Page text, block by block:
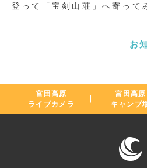
登って「宝剣山荘」へ寄って
お
宮田高原
ライブカメラ
宮田高原
キャンプ